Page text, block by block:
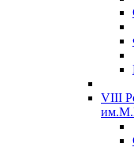
VIII